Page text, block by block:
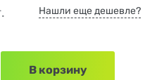
Нашли еще дешевле?
В корзину